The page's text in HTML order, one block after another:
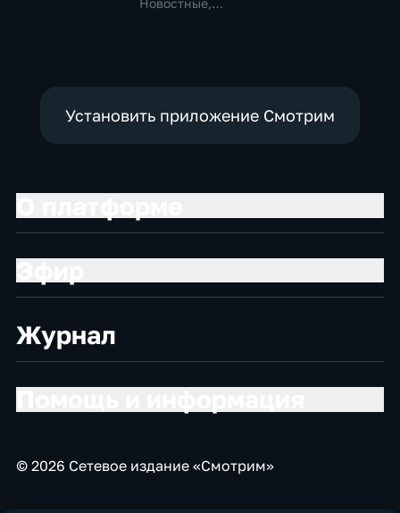
Новостные,
Установить приложение Смотрим
Журнал
© 2026 Сетевое издание «Смотрим»